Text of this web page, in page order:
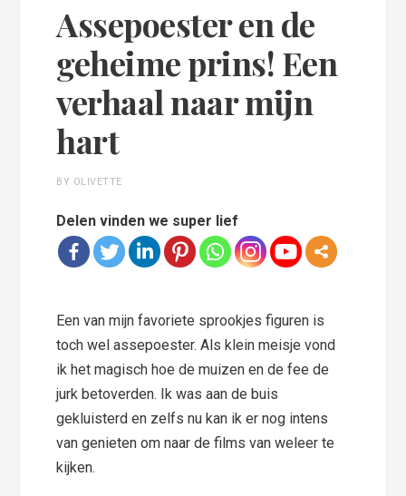
Assepoester en de
geheime prins! Een
verhaal naar mijn
hart
BY OLIVETTE
Delen vinden we super lief
Een van mijn favoriete sprookjes figuren is
toch wel assepoester. Als klein meisje vond
ik het magisch hoe de muizen en de fee de
jurk betoverden. Ik was aan de buis
gekluisterd en zelfs nu kan ik er nog intens
van genieten om naar de films van weleer te
kijken.